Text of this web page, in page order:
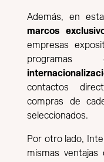
Además, en
marcos
empresas
contactos
compras de
seleccionados.
Por otro lado,
mismas ventajas